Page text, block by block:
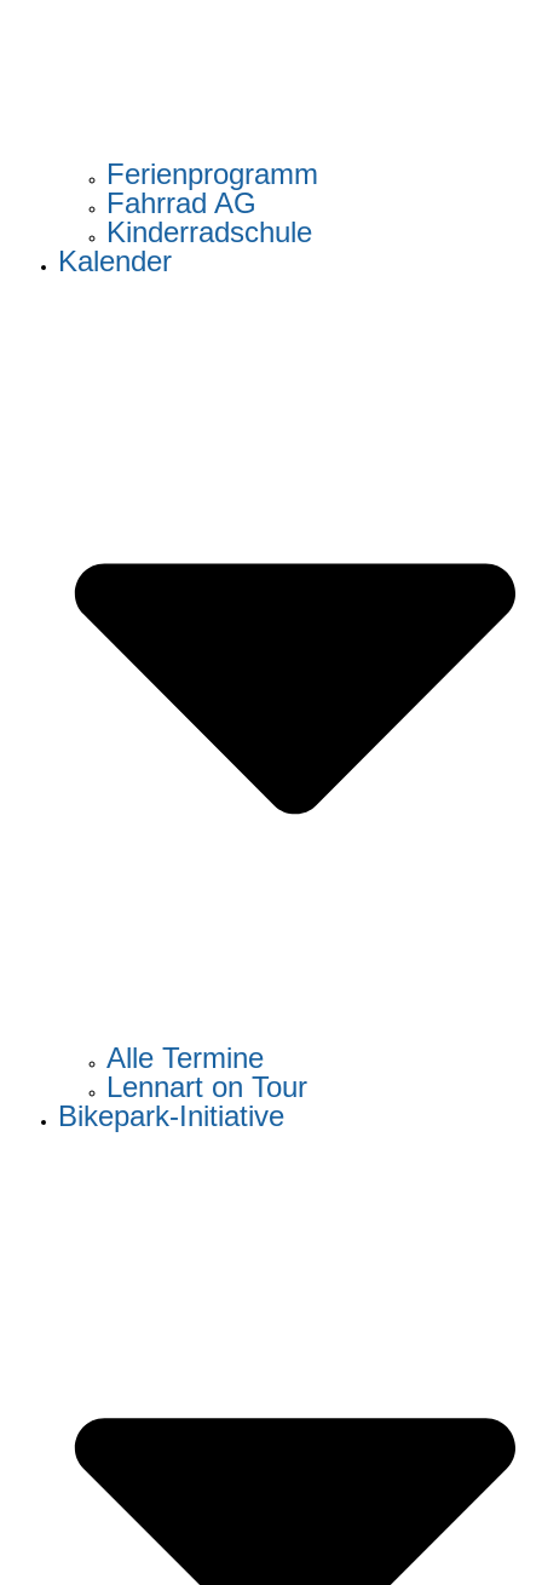
Ferienprogramm
Fahrrad AG
Kinderradschule
Kalender
Alle Termine
Lennart on Tour
Bikepark-Initiative